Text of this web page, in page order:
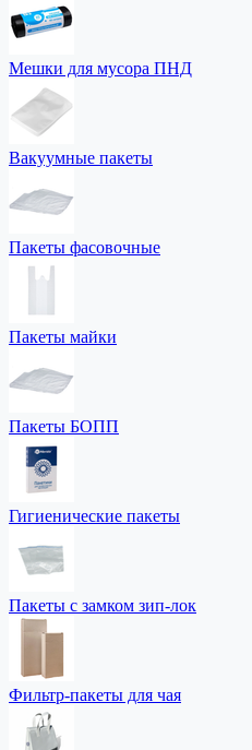
Мешки для мусора ПНД
Вакуумные пакеты
Пакеты фасовочные
Пакеты майки
Пакеты БОПП
Гигиенические пакеты
Пакеты с замком зип-лок
Фильтр-пакеты для чая